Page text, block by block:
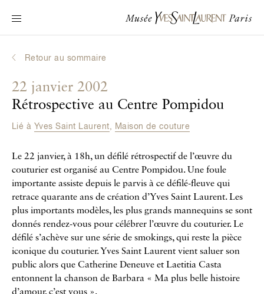
Navigation principale
Venir au musée
Biographies interactives
Les Chroniques
La Collection
Le Musée
La Fondation
Retour au sommaire
22 janvier 2002
Rétrospective au Centre Pompidou
Lié à Yves Saint Laurent, Maison de couture
Le 22 janvier, à 18h, un défilé rétrospectif de l’œuvre du
couturier est organisé au Centre Pompidou. Une foule
importante assiste depuis le parvis à ce défilé-fleuve qui
retrace quarante ans de création d’Yves Saint Laurent. Les
plus importants modèles, les plus grands mannequins se sont
donnés rendez-vous pour célébrer l’œuvre du couturier. Le
défilé s’achève sur une série de smokings, qui reste la pièce
iconique du couturier. Yves Saint Laurent vient saluer son
public alors que Catherine Deneuve et Laetitia Casta
entonnent la chanson de Barbara « Ma plus belle histoire